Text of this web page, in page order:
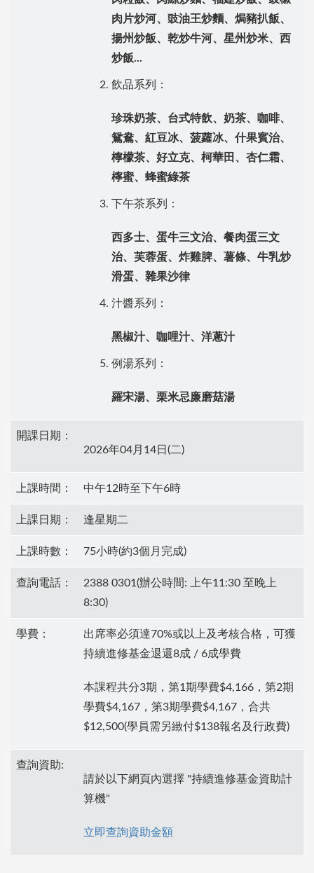
肉片炒河、豉油王炒麵、焗豬扒飯、
揚州炒飯、乾炒牛河、星州炒米、西
炒飯...
飲品系列：
珍珠奶茶、台式特飲、奶茶、咖啡、
鴛鴦、 紅豆冰、菠蘿冰、什果賓治、
檸檬茶、好立克、柯華田、杏仁霜、
檸蜜、蜂蜜綠茶
下午茶系列：
西多士、蛋牛三文治、餐肉蛋三文
治、芙蓉蛋、炸雞脾、薯條、牛乳炒
滑蛋、雜果沙律
汁醬系列：
黑椒汁、咖哩汁、洋蔥汁
例湯系列：
羅宋湯、栗米忌廉磨菇湯
開課日期：
2026年04月14日(二)
上課時間： 中午12時至下午6時
上課日期： 逢星期二
上課時數： 75小時(約3個月完成)
查詢電話：
2388 0301(辦公時間: 上午11:30 至晚上
8:30)
學費：
出席率必須達70%或以上及考核合格，可獲
持續進修基金退還8成 / 6成學費
本課程共分3期，第1期學費$4,166，第2期
學費$4,167，第3期學費$4,167，合共
$12,500(學員需另緻付$138報名及行政費)
查詢資助:
請於以下網頁內選擇 "持續進修基金資助計
算機"
立即查詢資助金額